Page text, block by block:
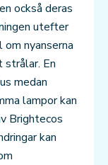
också deras
utefter
nyanserna
strålar. En
medan
lampor kan
Brightecos
kan